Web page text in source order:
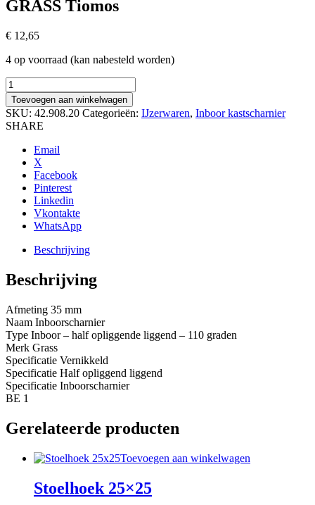
GRASS Tiomos
€ 12,65
4 op voorraad (kan nabesteld worden)
Inboor-
Half
opliggend
Kastscharnieren
GRASS
Tiomos
aantal
Toevoegen aan winkelwagen
SKU: 42.908.20 Categorieën: IJzerwaren, Inboor kastscharnier
SHARE
Email
X
Facebook
Pinterest
Linkedin
Vkontakte
WhatsApp
Beschrijving
Beschrijving
Afmeting 35 mm
Naam Inboorscharnier
Type Inboor – half opliggende liggend – 110 graden
Merk Grass
Specificatie Vernikkeld
Specificatie Half opliggend liggend
Specificatie Inboorscharnier
BE 1
Gerelateerde producten
Toevoegen aan winkelwagen
Stoelhoek 25×25